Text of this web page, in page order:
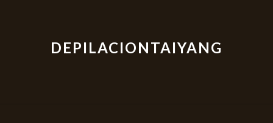
DEPILACIONTAIYANG